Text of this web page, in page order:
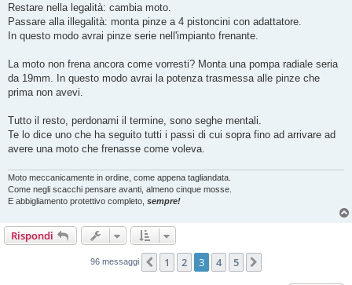
Restare nella legalità: cambia moto.
Passare alla illegalità: monta pinze a 4 pistoncini con adattatore.
In questo modo avrai pinze serie nell'impianto frenante.
La moto non frena ancora come vorresti? Monta una pompa radiale seria
da 19mm. In questo modo avrai la potenza trasmessa alle pinze che
prima non avevi.
Tutto il resto, perdonami il termine, sono seghe mentali.
Te lo dice uno che ha seguito tutti i passi di cui sopra fino ad arrivare ad
avere una moto che frenasse come voleva.
Moto meccanicamente in ordine, come appena tagliandata.
Come negli scacchi pensare avanti, almeno cinque mosse.
E abbigliamento protettivo completo, sempre!
Rispondi
96 messaggi Precedente
1 2 3 4 5